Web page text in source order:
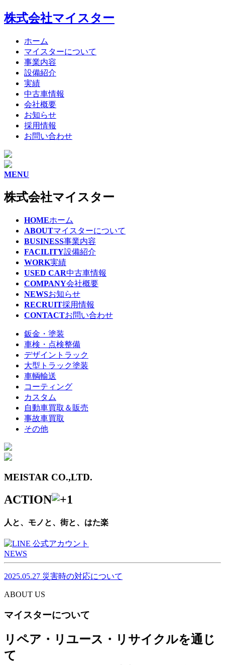
株式会社マイスター
ホーム
マイスターについて
事業内容
設備紹介
実績
中古車情報
会社概要
お知らせ
採用情報
お問い合わせ
MENU
株式会社マイスター
HOMEホーム
ABOUTマイスターについて
BUSINESS事業内容
FACILITY設備紹介
WORK実績
USED CAR中古車情報
COMPANY会社概要
NEWSお知らせ
RECRUIT採用情報
CONTACTお問い合わせ
鈑金・塗装
車検・点検整備
デザイントラック
大型トラック塗装
車輌輸送
コーティング
カスタム
自動車買取＆販売
事故車買取
その他
MEISTAR CO.,LTD.
ACTION
人と、モノと、街と、はた楽
NEWS
2025.05.27 災害時の対応について
ABOUT US
マイスターについて
リペア・リユース・リサイクルを通じ
て